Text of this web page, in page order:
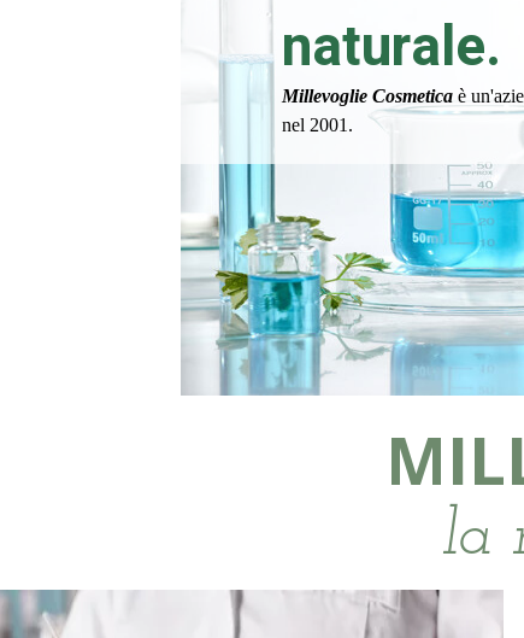
naturale.
Millevoglie Cosmetica è
nel 2001.
la